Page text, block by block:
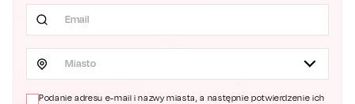
Miasto
Podanie adresu e-mail i nazwy miasta, a następnie potwierdzenie ich